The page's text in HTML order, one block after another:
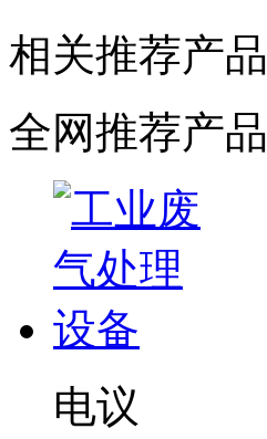
相关推荐产品
全网推荐产品
电议